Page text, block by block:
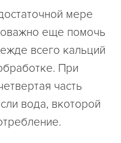
мере
еще помочь
всего кальций
При
часть
вода, вкоторой